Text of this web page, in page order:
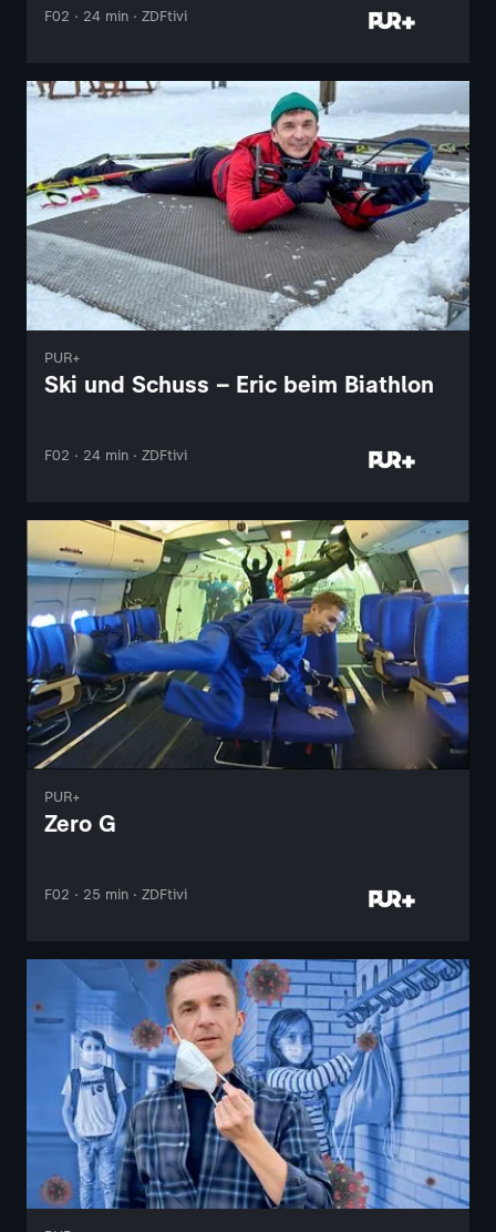
F02 · 24 min · ZDFtivi
PUR+
Ski und Schuss – Eric beim Biathlon
F02 · 24 min · ZDFtivi
PUR+
Zero G
F02 · 25 min · ZDFtivi